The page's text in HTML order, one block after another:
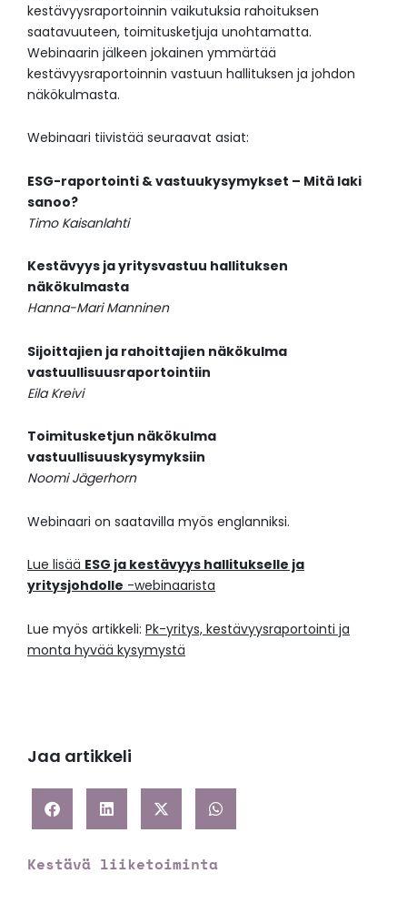
kestävyysraportoinnin vaikutuksia rahoituksen
saatavuuteen, toimitusketjuja unohtamatta.
Webinaarin jälkeen jokainen ymmärtää
kestävyysraportoinnin vastuun hallituksen ja johdon
näkökulmasta.
Webinaari tiivistää seuraavat asiat:
ESG-raportointi & vastuukysymykset​ – Mitä laki
sanoo?
Timo Kaisanlahti
Kestävyys ja yritysvastuu hallituksen
näkökulmasta
Hanna-Mari Manninen
Sijoittajien ja rahoittajien ​näkökulma
vastuullisuusraportointiin
Eila Kreivi
Toimitusketjun näkökulma
vastuullisuuskysymyksiin
Noomi Jägerhorn
Webinaari on saatavilla myös englanniksi.
Lue lisää ESG ja kestävyys hallitukselle ja
yritysjohdolle -webinaarista
Lue myös artikkeli: Pk-yritys, kestävyysraportointi ja
monta hyvää kysymystä
Jaa artikkeli
Kestävä liiketoiminta